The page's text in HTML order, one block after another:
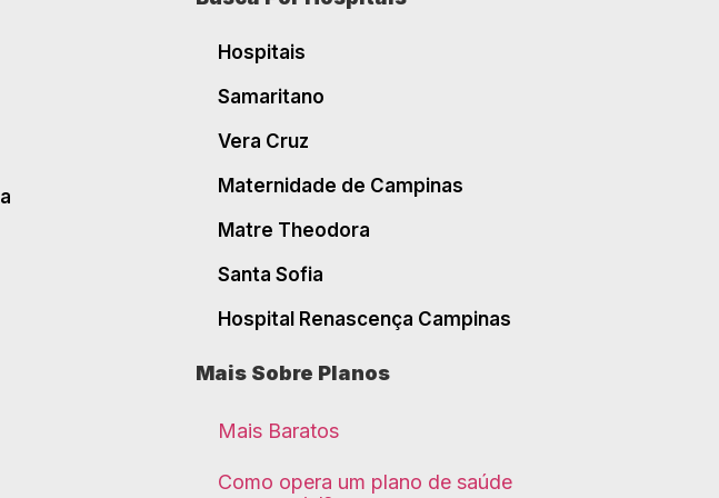
Hospitais
Samaritano
Vera Cruz
Maternidade de Campinas
Matre Theodora
Santa Sofia
Hospital Renascença Campinas
Mais Sobre Planos
Mais Baratos
Como opera um plano de saúde